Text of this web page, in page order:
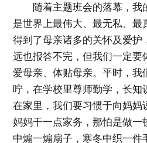
随着主题班会的落幕，我
是世界上最伟大、最无私、最
得到了母亲诸多的关怀及爱护
远也报答不完，但我们一定要
爱母亲、体贴母亲。平时，我
咛，在学校里尊师勤学，长知
在家里，我们要习惯于向妈妈
妈妈干一点家务，那怕是做一
中煽一煽扇子，寒冬中织一件